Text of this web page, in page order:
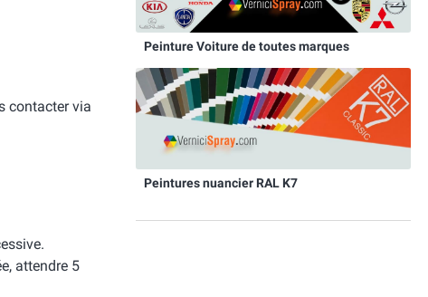
contacter via
attendre 5
Peinture Voiture de toutes marques
Peintures nuancier RAL K7